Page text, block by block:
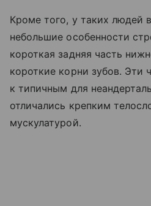
Кроме того, у таких людей
небольшие особенности
короткая задняя часть
короткие корни зубов. Эти
к типичным для
отличались крепким
мускулатурой.